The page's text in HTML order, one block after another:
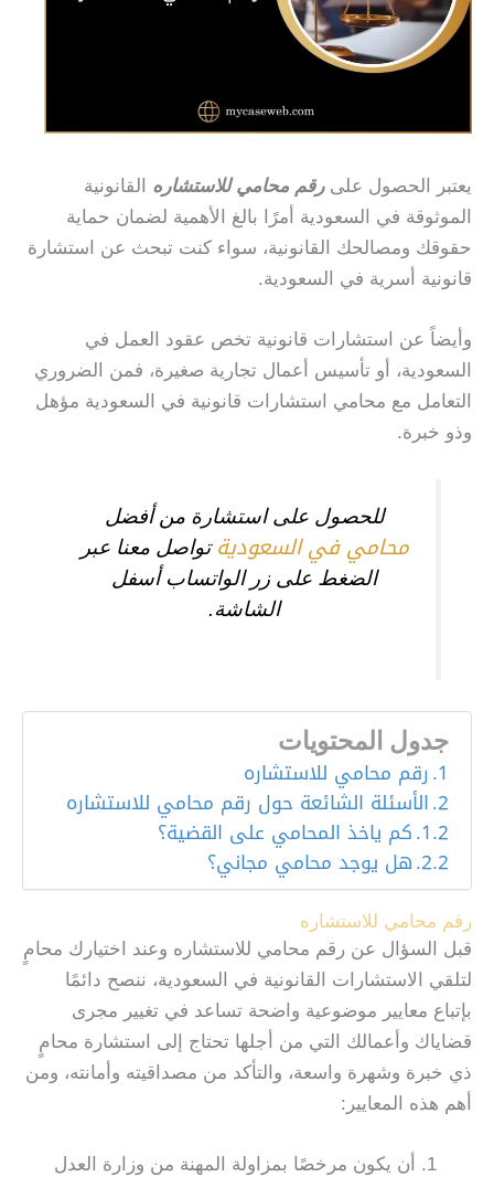
يعتبر الحصول على رقم محامي للاستشارهالقانونية
الموثوقة في السعودية أمرًا بالغ الأهمية لضمان حماية
حقوقك ومصالحك القانونية، سواء كنت تبحث عن استشارة
قانونية أسرية في السعودية.
وأيضاً عن استشارات قانونية تخص عقود العمل في
السعودية، أو تأسيس أعمال تجارية صغيرة، فمن الضروري
التعامل مع محامي استشارات قانونية في السعودية مؤهل
وذو خبرة.
للحصول على استشارة من أفضل
محامي في السعوديةتواصل معنا عبر
الضغط على زر الواتساب أسفل
الشاشة.
جدول المحتويات
رقم محامي للاستشاره
الأسئلة الشائعة حول رقم محامي للاستشاره
كم ياخذ المحامي على القضية؟
هل يوجد محامي مجاني؟
رقم محامي للاستشاره
قبل السؤال عن رقم محامي للاستشاره وعند اختيارك محامٍ
لتلقي الاستشارات القانونية في السعودية، ننصح دائمًا
بإتباع معايير موضوعية واضحة تساعد في تغيير مجرى
قضاياك وأعمالك التي من أجلها تحتاج إلى استشارة محامٍ
ذي خبرة وشهرة واسعة، والتأكد من مصداقيته وأمانته، ومن
أهم هذه المعايير:
أن يكون مرخصًا بمزاولة المهنة من وزارة العدل